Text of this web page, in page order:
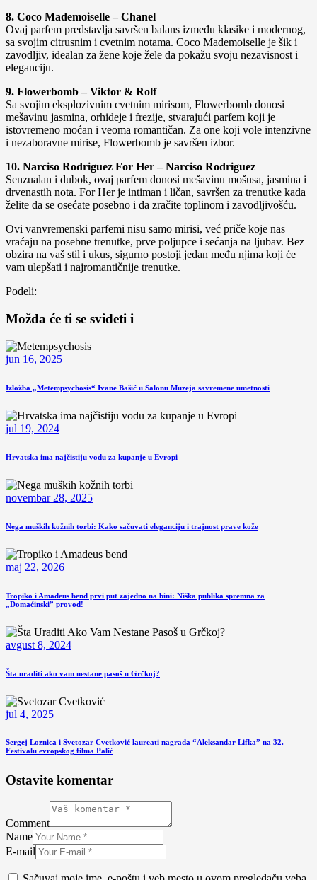
8. Coco Mademoiselle – Chanel
Ovaj parfem predstavlja savršen balans između klasike i modernog,
sa svojim citrusnim i cvetnim notama. Coco Mademoiselle je šik i
zavodljiv, idealan za žene koje žele da pokažu svoju nezavisnost i
eleganciju.
9. Flowerbomb – Viktor & Rolf
Sa svojim eksplozivnim cvetnim mirisom, Flowerbomb donosi
mešavinu jasmina, orhideje i frezije, stvarajući parfem koji je
istovremeno moćan i veoma romantičan. Za one koji vole intenzivne
i nezaboravne mirise, Flowerbomb je savršen izbor.
10. Narciso Rodriguez For Her – Narciso Rodriguez
Senzualan i dubok, ovaj parfem donosi mešavinu mošusa, jasmina i
drvenastih nota. For Her je intiman i ličan, savršen za trenutke kada
želite da se osećate posebno i da zračite toplinom i zavodljivošću.
Ovi vanvremenski parfemi nisu samo mirisi, već priče koje nas
vraćaju na posebne trenutke, prve poljupce i sećanja na ljubav. Bez
obzira na vaš stil i ukus, sigurno postoji jedan među njima koji će
vam ulepšati i najromantičnije trenutke.
Podeli:
Možda će ti se svideti i
jun 16, 2025
Izložba „Metempsychosis“ Ivane Bašić u Salonu Muzeja savremene umetnosti
jul 19, 2024
Hrvatska ima najčistiju vodu za kupanje u Evropi
novembar 28, 2025
Nega muških kožnih torbi: Kako sačuvati eleganciju i trajnost prave kože
maj 22, 2026
Tropiko i Amadeus bend prvi put zajedno na bini: Niška publika spremna za
„Domaćinski” provod!
avgust 8, 2024
Šta uraditi ako vam nestane pasoš u Grčkoj?
jul 4, 2025
Sergej Loznica i Svetozar Cvetković laureati nagrada “Aleksandar Lifka” na 32.
Festivalu evropskog filma Palić
Ostavite komentar
Comment
Name
E-mail